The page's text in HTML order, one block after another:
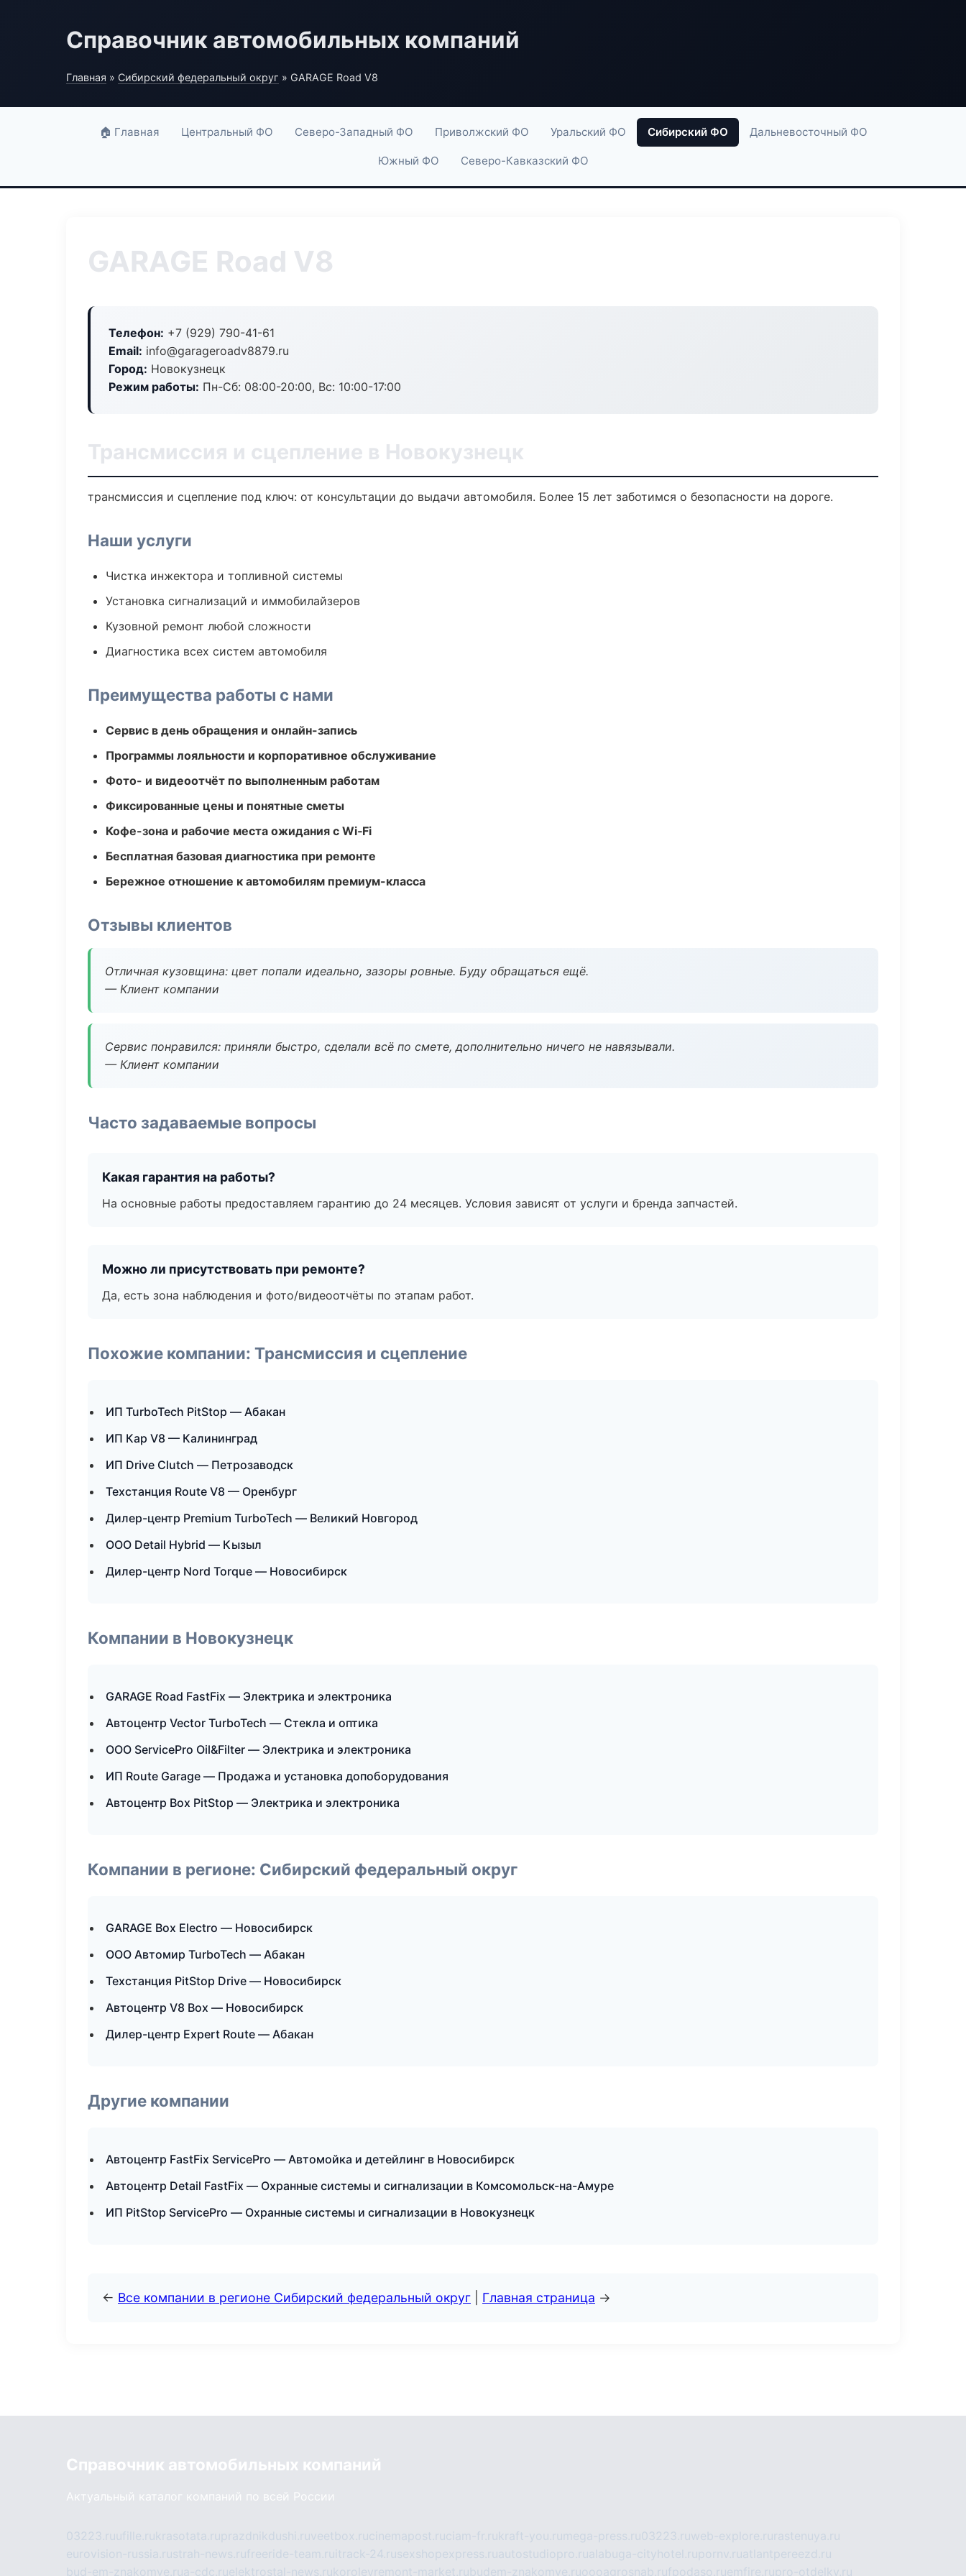
Справочник автомобильных компаний
Главная » Сибирский федеральный округ » GARAGE Road V8
🏠 Главная Центральный ФО Северо-Западный ФО Приволжский ФО Уральский ФО Сибирский ФО Дальневосточный ФО
Южный ФО Северо-Кавказский ФО
GARAGE Road V8
Телефон: +7 (929) 790-41-61
Email: info@garageroadv8879.ru
Город: Новокузнецк
Режим работы: Пн-Сб: 08:00-20:00, Вс: 10:00-17:00
Трансмиссия и сцепление в Новокузнецк
трансмиссия и сцепление под ключ: от консультации до выдачи автомобиля. Более 15 лет заботимся о безопасности на дороге.
Наши услуги
Чистка инжектора и топливной системы
Установка сигнализаций и иммобилайзеров
Кузовной ремонт любой сложности
Диагностика всех систем автомобиля
Преимущества работы с нами
Сервис в день обращения и онлайн-запись
Программы лояльности и корпоративное обслуживание
Фото- и видеоотчёт по выполненным работам
Фиксированные цены и понятные сметы
Кофе-зона и рабочие места ожидания с Wi‑Fi
Бесплатная базовая диагностика при ремонте
Бережное отношение к автомобилям премиум-класса
Отзывы клиентов
Отличная кузовщина: цвет попали идеально, зазоры ровные. Буду обращаться ещё.
— Клиент компании
Сервис понравился: приняли быстро, сделали всё по смете, дополнительно ничего не навязывали.
— Клиент компании
Часто задаваемые вопросы
Какая гарантия на работы?
На основные работы предоставляем гарантию до 24 месяцев. Условия зависят от услуги и бренда запчастей.
Можно ли присутствовать при ремонте?
Да, есть зона наблюдения и фото/видеоотчёты по этапам работ.
Похожие компании: Трансмиссия и сцепление
ИП TurboTech PitStop — Абакан
ИП Кар V8 — Калининград
ИП Drive Clutch — Петрозаводск
Техстанция Route V8 — Оренбург
Дилер-центр Premium TurboTech — Великий Новгород
ООО Detail Hybrid — Кызыл
Дилер-центр Nord Torque — Новосибирск
Компании в Новокузнецк
GARAGE Road FastFix — Электрика и электроника
Автоцентр Vector TurboTech — Стекла и оптика
ООО ServicePro Oil&Filter — Электрика и электроника
ИП Route Garage — Продажа и установка допоборудования
Автоцентр Box PitStop — Электрика и электроника
Компании в регионе: Сибирский федеральный округ
GARAGE Box Electro — Новосибирск
ООО Автомир TurboTech — Абакан
Техстанция PitStop Drive — Новосибирск
Автоцентр V8 Box — Новосибирск
Дилер-центр Expert Route — Абакан
Другие компании
Автоцентр FastFix ServicePro — Автомойка и детейлинг в Новосибирск
Автоцентр Detail FastFix — Охранные системы и сигнализации в Комсомольск-на-Амуре
ИП PitStop ServicePro — Охранные системы и сигнализации в Новокузнецк
← Все компании в регионе Сибирский федеральный округ Главная страница →
Справочник автомобильных компаний
Актуальный каталог компаний по всей России
03223.ruufille.rukrasotata.ruprazdnikdushi.ruveetbox.rucinemapost.ruciam-fr.rukraft-you.ru mega-press.ru03223.ruweb-explore.ru rastenuya.ru
eurovision-russia.rustrah-news.rufreeride-team.ru itrack-24.rusexshopexpress.ruautostudiopro.rualabuga-cityhotel.rupornv.ruatlantpereezd.ru
bud-em-znakomye.rua-cdc.ruelektrostal-news.rukorolevremont-market.rubudem-znakomye.ruoooagrosnab.rufpodaso.ruemfire.rupro-otdelky.ru